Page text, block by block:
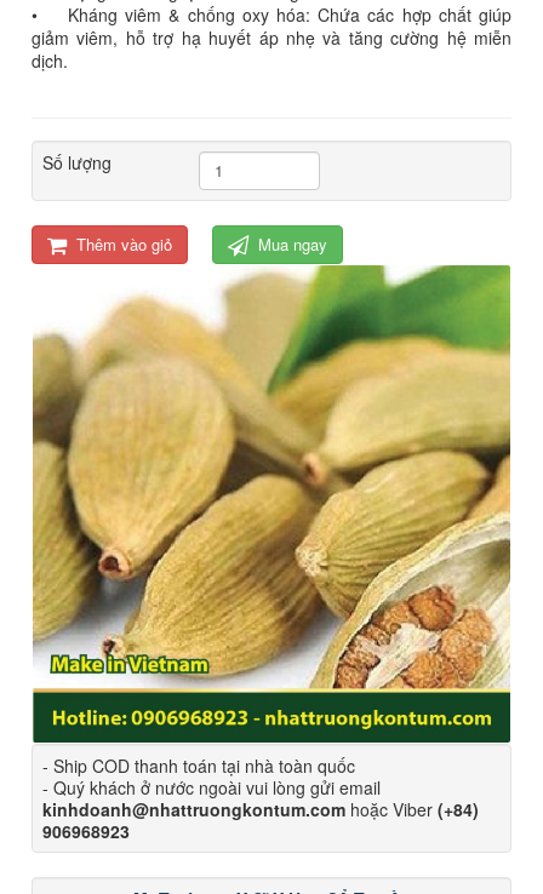
• Kháng viêm & chống oxy hóa: Chứa các hợp chất giúp
giảm viêm, hỗ trợ hạ huyết áp nhẹ và tăng cường hệ miễn
dịch.
Số lượng
Thêm vào giỏ Mua ngay
- Ship COD thanh toán tại nhà toàn quốc
- Quý khách ở nước ngoài vui lòng gửi email
kinhdoanh@nhattruongkontum.com hoặc Viber (+84)
906968923